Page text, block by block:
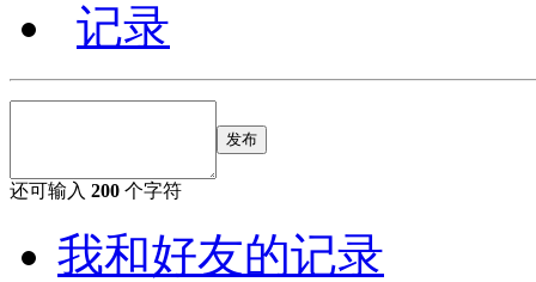
记录
发布
还可输入 200 个字符
我和好友的记录